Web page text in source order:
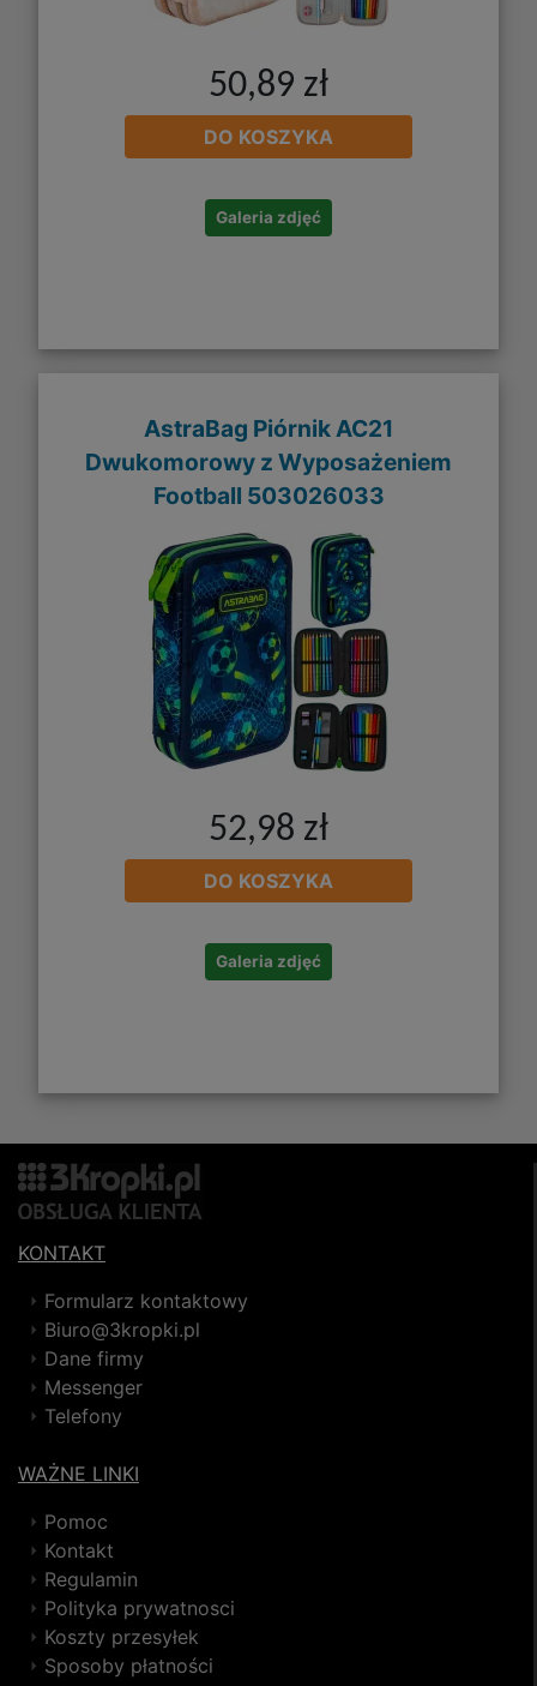
50,89 zł
DO KOSZYKA
Galeria zdjęć
AstraBag Piórnik AC21
Dwukomorowy z Wyposażeniem
Football 503026033
52,98 zł
DO KOSZYKA
Galeria zdjęć
KONTAKT
Formularz kontaktowy
Biuro@3kropki.pl
Dane firmy
Messenger
Telefony
WAŻNE LINKI
Pomoc
Kontakt
Regulamin
Polityka prywatnosci
Koszty przesyłek
Sposoby płatności